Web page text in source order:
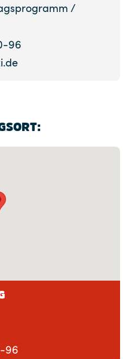
/
96
96